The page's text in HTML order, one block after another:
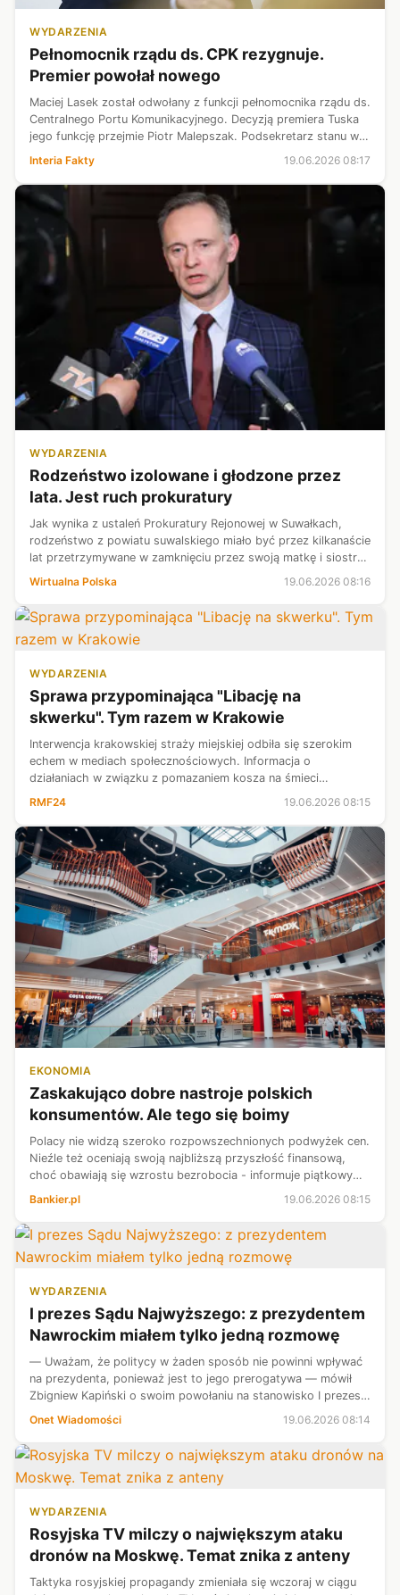
WYDARZENIA
Pełnomocnik rządu ds. CPK rezygnuje.
Premier powołał nowego
Maciej Lasek został odwołany z funkcji pełnomocnika rządu ds.
Centralnego Portu Komunikacyjnego. Decyzją premiera Tuska
jego funkcję przejmie Piotr Malepszak. Podsekretarz stanu w
transpo...
Interia Fakty 19.06.2026 08:17
WYDARZENIA
Rodzeństwo izolowane i głodzone przez
lata. Jest ruch prokuratury
Jak wynika z ustaleń Prokuratury Rejonowej w Suwałkach,
rodzeństwo z powiatu suwalskiego miało być przez kilkanaście
lat przetrzymywane w zamknięciu przez swoją matkę i siostrę.
Śledczy przedstawili w czwartek zarzuty dwóm kobietom.
Wirtualna Polska 19.06.2026 08:16
WYDARZENIA
Sprawa przypominająca "Libację na
skwerku". Tym razem w Krakowie
Interwencja krakowskiej straży miejskiej odbiła się szerokim
echem w mediach społecznościowych. Informacja o
działaniach w związku z pomazaniem kosza na śmieci
markerem na Prokocimiu przypomina legendarną wrocławską
RMF24 19.06.2026 08:15
EKONOMIA
Zaskakująco dobre nastroje polskich
konsumentów. Ale tego się boimy
Polacy nie widzą szeroko rozpowszechnionych podwyżek cen.
Nieźle też oceniają swoją najbliższą przyszłość finansową,
choć obawiają się wzrostu bezrobocia - informuje piątkowy
„Puls Biznesu”.
Bankier.pl 19.06.2026 08:15
WYDARZENIA
I prezes Sądu Najwyższego: z prezydentem
Nawrockim miałem tylko jedną rozmowę
— Uważam, że politycy w żaden sposób nie powinni wpływać
na prezydenta, ponieważ jest to jego prerogatywa — mówił
Zbigniew Kapiński o swoim powołaniu na stanowisko I prezesa
Sądu Najwyższego. Jak przyznał na antenie TVP Info, z głową
Onet Wiadomości 19.06.2026 08:14
WYDARZENIA
Rosyjska TV milczy o największym ataku
dronów na Moskwę. Temat znika z anteny
Taktyka rosyjskiej propagandy zmieniała się wczoraj w ciągu